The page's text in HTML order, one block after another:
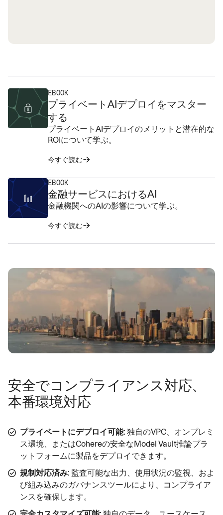
EBOOK
プライベートAIデプロイをマスター
する
プライベートAIデプロイのメリットと潜在的な
ROIについて学ぶ。
今すぐ読む
EBOOK
金融サービスにおけるAI
金融機関へのAIの影響について学ぶ。
今すぐ読む
安全でコンプライアンス対応、
本番環境対応
プライベートにデプロイ可能: 独自のVPC、オンプレミ
ス環境、またはCohereの安全なModel Vault推論プラ
ットフォームに製品をデプロイできます。
規制対応済み: 監査可能な出力、使用状況の監視、およ
び組み込みのガバナンスツールにより、コンプライア
ンスを確保します。